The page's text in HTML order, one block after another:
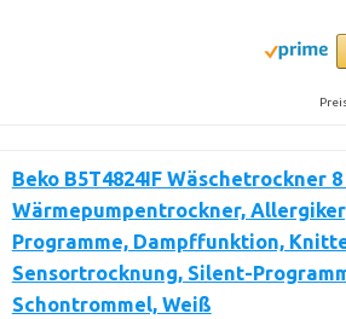
Beko B5T4824IF Wäschetrockner
Wärmepumpentrockner,
Programme, Dampffunktion,
Sensortrocknung, Silent-
Schontrommel, Weiß